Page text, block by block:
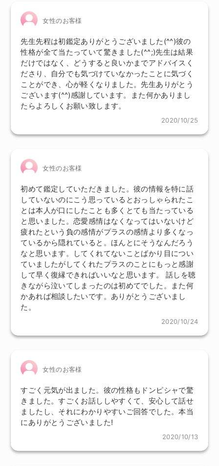
女性のお客様
先生先程は初鑑定ありがとうございました(^^)彼の
性格が全て当たっていて驚きました(^^;)先生は結果
だけではなく、どうすると良いかまでアドバイスく
ださり、自分でも気づけていなかったことに気づく
ことができ、心が軽くなりました。先生ありがとう
ございます(^^)感謝しています。また何かありまし
たらよろしくお願い致します。
2020/10/25
女性のお客様
初めて鑑定していただきました。彼の情報を特に話
していないのにこう思っているとおっしゃられたこ
とは本人が口にしたことも多くとても当たっている
と思いました。恋愛感情はなくなってはいないけど
疲れたという負の感情がプラスの感情より多くなっ
ているから隠れていると。ほんとにそうなんだろう
なと思います。してくれてないことばかり目につい
ていましたがしてくれたプラスのことにもっと感謝
して早く復縁できればいいなと思います。 話しを聴
きながら泣いてしまったのは初めてでした。また何
かあれば相談したいです。ありがとうございまし
た。
2020/10/24
女性のお客様
すごく元気が出ました。彼の性格もドンピシャで驚
きました。すごくお話ししやすくて、安心して話せ
ましたし、それにわかりやすいご回答でした。本当
にありがとうございました!
2020/10/13